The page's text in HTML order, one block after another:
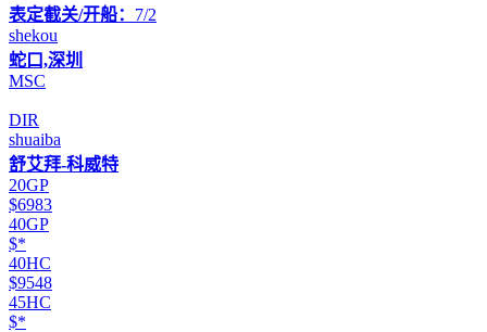
表定截关/开船： 7/2
shekou
蛇口,深圳
MSC
DIR
shuaiba
舒艾拜-科威特
20GP
$6983
40GP
$*
40HC
$9548
45HC
$*